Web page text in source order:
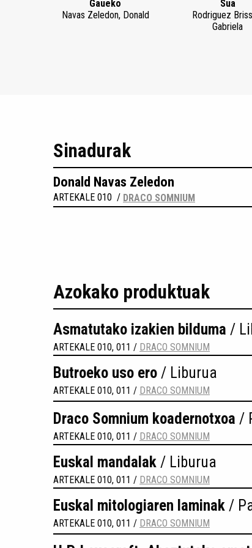
Gaueko
Navas Zeledon, Donald
Sua
Rodriguez
Gabriela
Sinadurak
Donald Navas Zeledon
ARTEKALE 010 / DRACO SOMNIUM
Azokako produktuak
Asmatutako izakien bilduma /
ARTEKALE 010, 011 / DRACO SOMNIUM
Butroeko uso ero / Liburua
ARTEKALE 010, 011 / DRACO SOMNIUM
Draco Somnium koadernotxoa /
ARTEKALE 010, 011 / DRACO SOMNIUM
Euskal mandalak / Liburua
ARTEKALE 010, 011 / DRACO SOMNIUM
Euskal mitologiaren laminak /
ARTEKALE 010, 011 / DRACO SOMNIUM